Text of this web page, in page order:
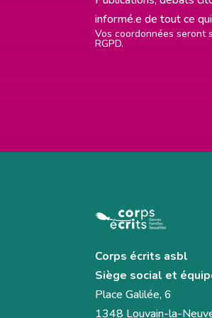
informé.e de tout ce
Vos coordonnées seront
RGPD.
Corps écrits asbl
Siège social et
Place Galilée, 6
1348 Louvain-la-